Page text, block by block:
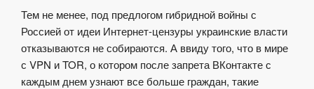
Тем не менее, под предлогом гибридной войны с
Россией от идеи Интернет-цензуры украинские власти
отказываются не собираются. А ввиду того, что в мире
с VPN и TOR, о котором после запрета ВКонтакте с
каждым днем узнают все больше граждан, такие